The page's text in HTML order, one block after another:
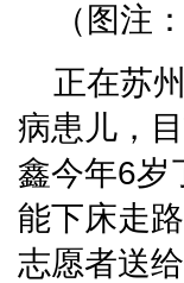
（图注
正在苏
病患儿，
鑫今年6岁
能下床走
志愿者送